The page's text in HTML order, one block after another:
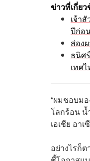
ข่าวที่เกี่ยว
เจ้า
ปีก่อ
ส่อง
ธนิศ
เทศ
“ผมชอบมอ
โลกร้อน น้
เอเชีย อา
อย่างไรก็